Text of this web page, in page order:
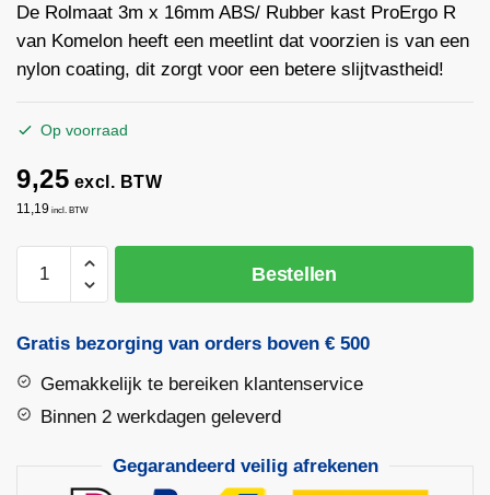
De Rolmaat 3m x 16mm ABS/ Rubber kast ProErgo R
van Komelon heeft een meetlint dat voorzien is van een
nylon coating, dit zorgt voor een betere slijtvastheid!
Op voorraad
9,25 excl. BTW
11,19 incl. BTW
16mm
Rubber
kast
Bestellen
Gratis bezorging van orders boven € 500
Gemakkelijk te bereiken klantenservice
Binnen 2 werkdagen geleverd
Gegarandeerd veilig afrekenen